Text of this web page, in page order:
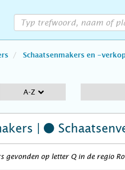
Schaatsenmakers en -
A-Z
|
gevonden op letter Q in de regio